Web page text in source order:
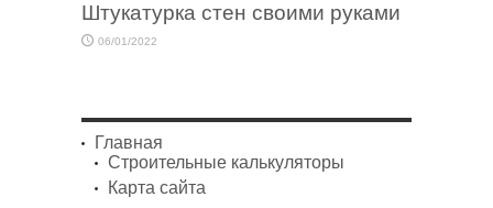
Штукатурка стен своими руками
06/01/2022
Главная
Строительные калькуляторы
Карта сайта